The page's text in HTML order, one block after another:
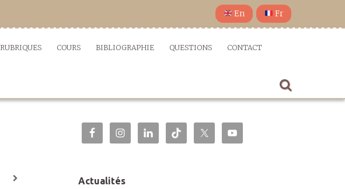
En Fr
RUBRIQUES COURS BIBLIOGRAPHIE QUESTIONS CONTACT
Actualités